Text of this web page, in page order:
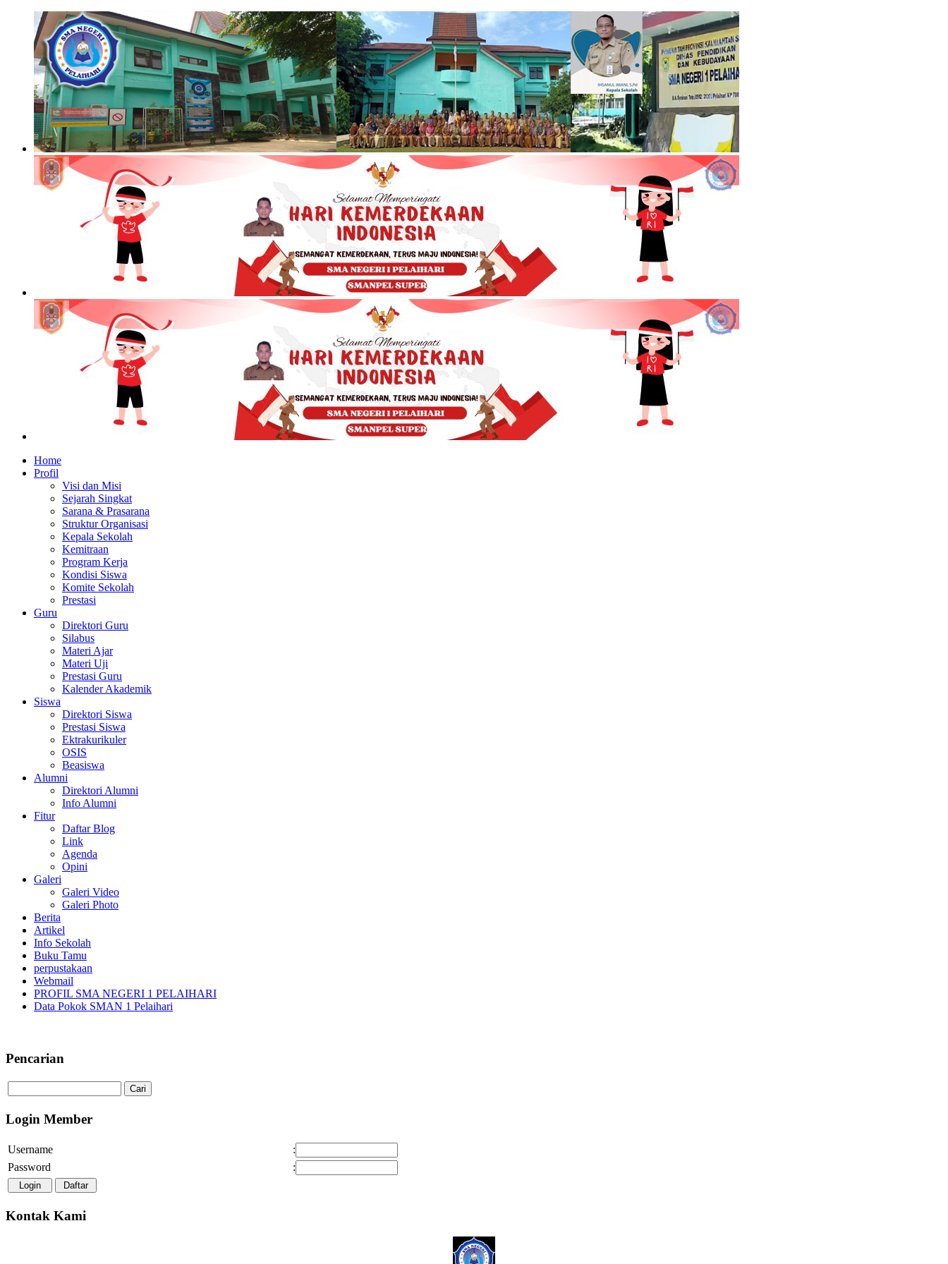
Home
Profil
Visi dan Misi
Sejarah Singkat
Sarana & Prasarana
Struktur Organisasi
Kepala Sekolah
Kemitraan
Program Kerja
Kondisi Siswa
Komite Sekolah
Prestasi
Guru
Direktori Guru
Silabus
Materi Ajar
Materi Uji
Prestasi Guru
Kalender Akademik
Siswa
Direktori Siswa
Prestasi Siswa
Ektrakurikuler
OSIS
Beasiswa
Alumni
Direktori Alumni
Info Alumni
Fitur
Daftar Blog
Link
Agenda
Opini
Galeri
Galeri Video
Galeri Photo
Berita
Artikel
Info Sekolah
Buku Tamu
perpustakaan
Webmail
PROFIL SMA NEGERI 1 PELAIHARI
Data Pokok SMAN 1 Pelaihari
Pencarian
Login Member
Username
:
Password
:
Kontak Kami